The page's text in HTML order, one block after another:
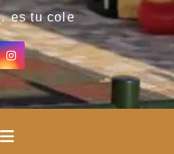
es tu cole